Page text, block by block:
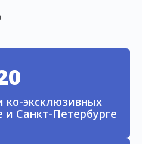
ко-эксклюзивных
и Санкт-Петербурге